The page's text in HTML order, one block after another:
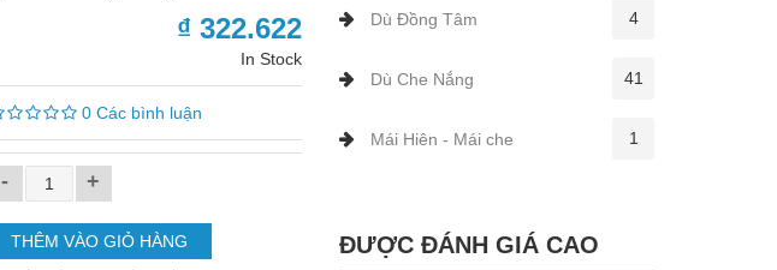
₫ 322.622
In Stock
0 Các bình luận
- +
Dù Đồng Tâm 4
Dù Che Nắng 41
Mái Hiên - Mái che 1
ĐƯỢC ĐÁNH GIÁ CAO